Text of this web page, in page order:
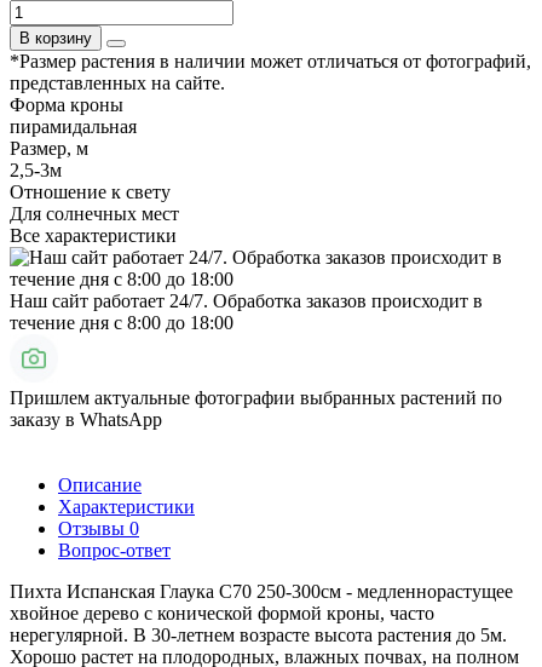
В корзину
*Размер растения в наличии может отличаться от фотографий,
представленных на сайте.
Форма кроны
пирамидальная
Размер, м
2,5-3м
Отношение к свету
Для солнечных мест
Все характеристики
Наш сайт работает 24/7. Обработка заказов происходит в
течение дня с 8:00 до 18:00
Пришлем актуальные фотографии выбранных растений по
заказу в WhatsApp
Описание
Характеристики
Отзывы 0
Вопрос-ответ
Пихта Испанская Глаука С70 250-300см - медленнорастущее
хвойное дерево с конической формой кроны, часто
нерегулярной. В 30-летнем возрасте высота растения до 5м.
Хорошо растет на плодородных, влажных почвах, на полном